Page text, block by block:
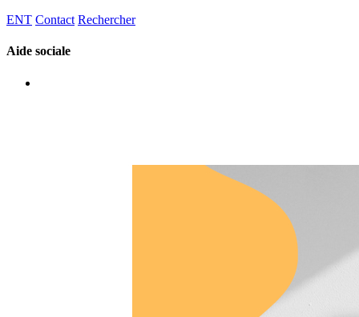
ENT Contact Rechercher
Aide sociale